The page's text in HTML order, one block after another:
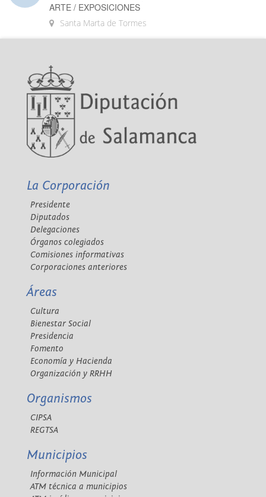
ARTE / EXPOSICIONES
Santa Marta de Tormes
La Corporación
Presidente
Diputados
Delegaciones
Órganos colegiados
Comisiones informativas
Corporaciones anteriores
Áreas
Cultura
Bienestar Social
Presidencia
Fomento
Economía y Hacienda
Organización y RRHH
Organismos
CIPSA
REGTSA
Municipios
Información Municipal
ATM técnica a municipios